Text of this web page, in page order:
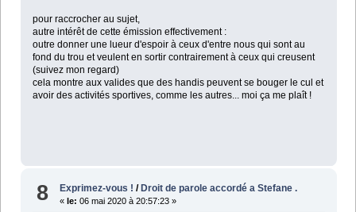
pour raccrocher au sujet,
autre intérêt de cette émission effectivement :
outre donner une lueur d'espoir à ceux d'entre nous qui sont au
fond du trou et veulent en sortir contrairement à ceux qui creusent
(suivez mon regard)
cela montre aux valides que des handis peuvent se bouger le cul et
avoir des activités sportives, comme les autres... moi ça me plaît !
8 Exprimez-vous ! / Droit de parole accordé a Stefane .
«le: 06 mai 2020 à 20:57:23 »